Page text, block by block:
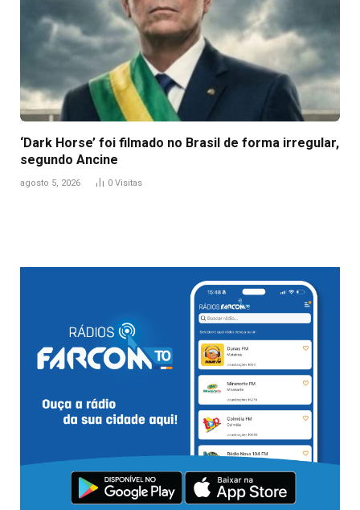
‘Dark Horse’ foi filmado no Brasil de forma irregular,
segundo Ancine
agosto 5, 2026 0 Visitas